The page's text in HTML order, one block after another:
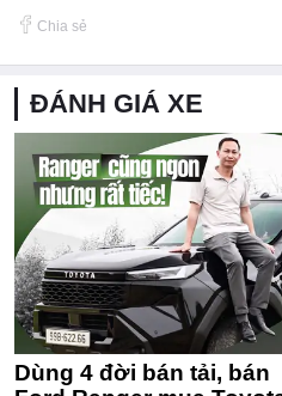
Chia sẻ
ĐÁNH GIÁ XE
Dùng 4 đời bán tải, bán